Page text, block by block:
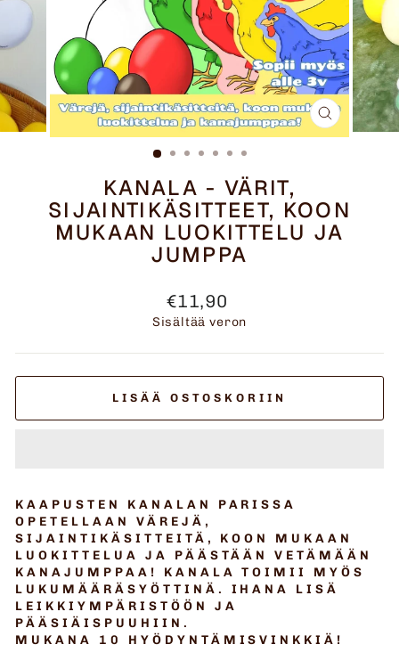
SULJE
(ESC)
KANALA - VÄRIT,
SIJAINTIKÄSITTEET, KOON
MUKAAN LUOKITTELU JA
JUMPPA
Normaalihinta
€11,90
Sisältää veron
LISÄÄ OSTOSKORIIN
KAAPUSTEN KANALAN PARISSA
OPETELLAAN VÄREJÄ,
SIJAINTIKÄSITTEITÄ, KOON MUKAAN
LUOKITTELUA JA PÄÄSTÄÄN VETÄMÄÄN
KANAJUMPPAA! KANALA TOIMII MYÖS
LUKUMÄÄRÄSYÖTTINÄ. IHANA LISÄ
LEIKKIYMPÄRISTÖÖN JA
PÄÄSIÄISPUUHIIN.
MUKANA 10 HYÖDYNTÄMISVINKKIÄ!